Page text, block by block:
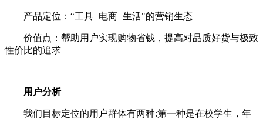
产品定位：“工具+电商+生活"的营销生态
价值点：帮助用户实现购物省钱，提高对品质好货与极致
性价比的追求
用户分析
我们目标定位的用户群体有两种:第一种是在校学生，年